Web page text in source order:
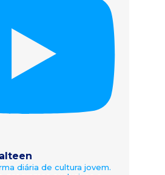
diária de cultura jovem.